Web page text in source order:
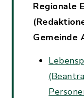
Regionale
Gemeinde